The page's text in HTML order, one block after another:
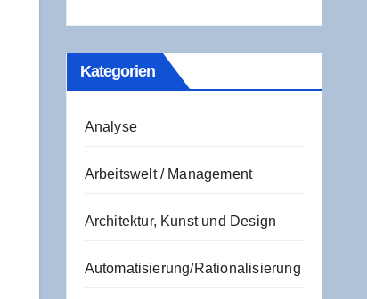
Kate­go­rien
Analyse
Arbeitswelt / Management
Architektur, Kunst und Design
Automatisierung/Rationalisierung